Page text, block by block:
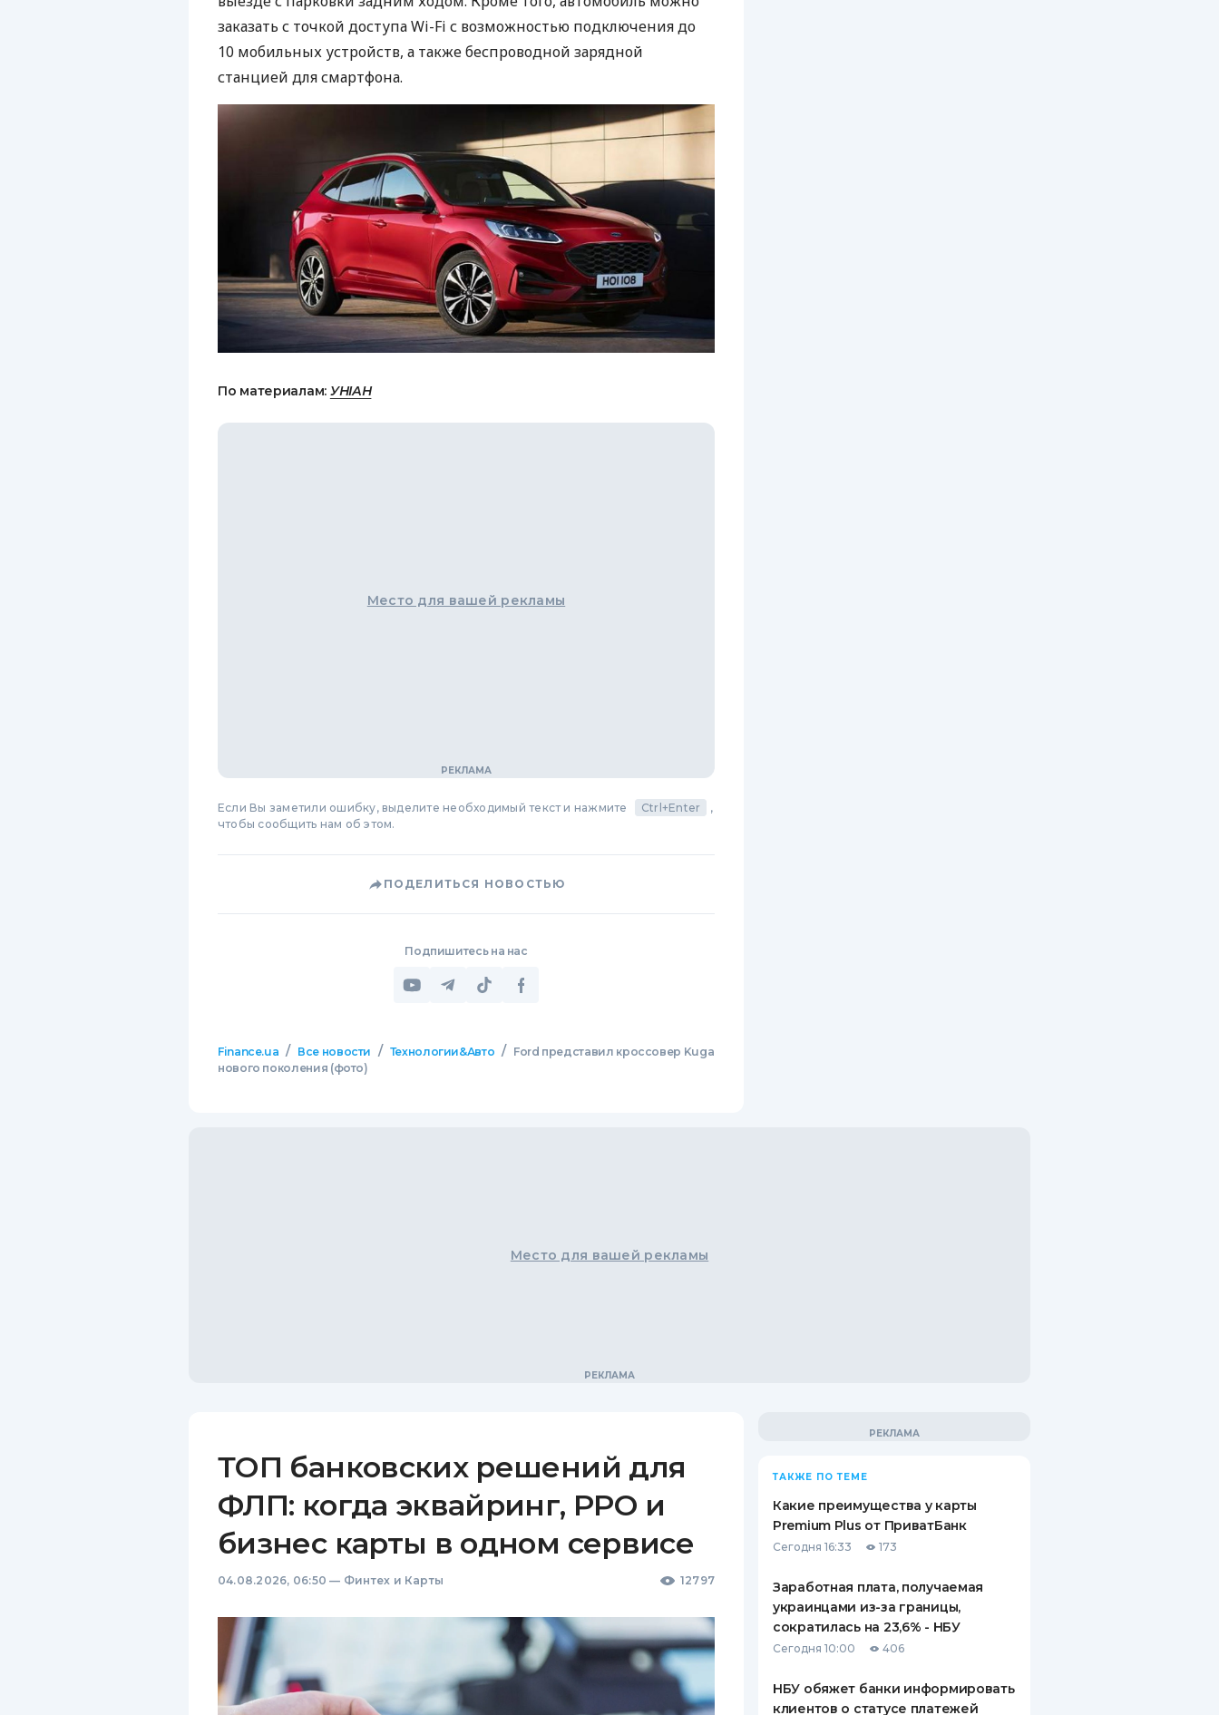
заказать с точкой доступа Wi-Fi с возможностью подключения до
10 мобильных устройств, а также беспроводной зарядной
станцией для смартфона.
По материалам: УНІАН
Место для вашей рекламы
Если Вы заметили ошибку, выделите необходимый текст и нажмите Ctrl+Enter
,
чтобы сообщить нам об этом.
ПОДЕЛИТЬСЯ НОВОСТЬЮ
Подпишитесь на нас
Finance.ua / Все новости / Технологии&Авто /
Ford представил кроссовер Kuga
нового поколения (фото)
Место для вашей рекламы
ТОП банковских решений для
ФЛП: когда эквайринг, РРО и
бизнес карты в одном сервисе
04.08.2026, 06:50 — Финтех и Карты 12797
ТАКЖЕ ПО ТЕМЕ
Какие преимущества у карты
Premium Plus от ПриватБанк
Сегодня 16:33 173
Заработная плата, получаемая
украинцами из-за границы,
сократилась на 23,6% - НБУ
Сегодня 10:00 406
НБУ обяжет банки информировать
клиентов о статусе платежей